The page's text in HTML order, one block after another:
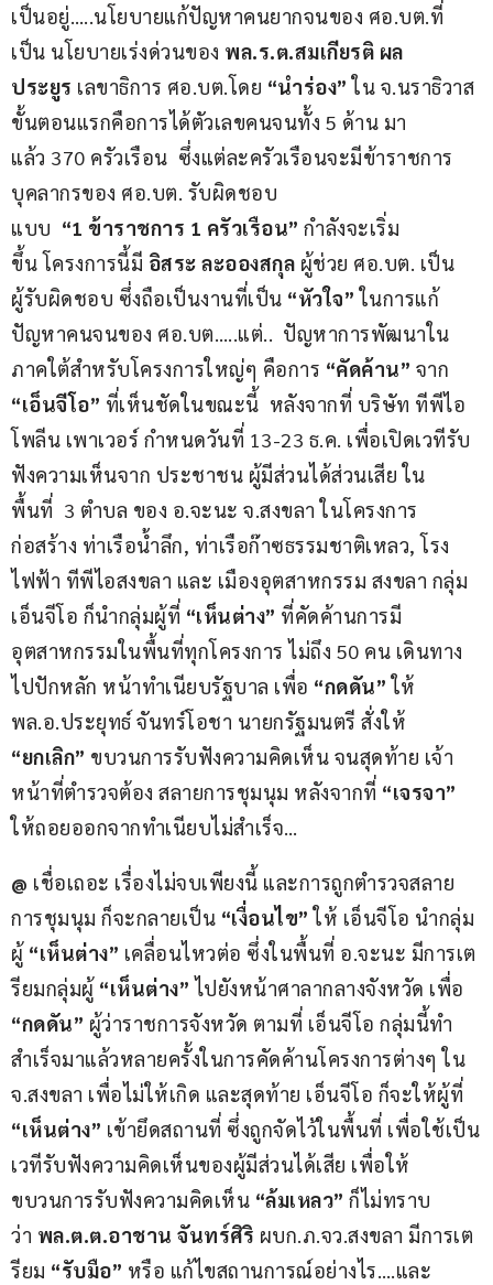
เป็นอยู่…..นโยบายแก้ปัญหาคนยากจนของ ศอ.บต.ที่
เป็น นโยบายเร่งด่วนของ พล.ร.ต.สมเกียรติ ผล
ประยูร เลขาธิการ ศอ.บต.โดย “นำร่อง” ใน จ.นราธิวาส
ขั้นตอนแรกคือการได้ตัวเลขคนจนทั้ง 5 ด้าน มา
แล้ว 370 ครัวเรือน  ซึ่งแต่ละครัวเรือนจะมีข้าราชการ
บุคลากรของ ศอ.บต. รับผิดชอบ
แบบ “1 ข้าราชการ 1 ครัวเรือน” กำลังจะเริ่ม
ขึ้น โครงการนี้มี อิสระ ละอองสกุล ผู้ช่วย ศอ.บต. เป็น
ผู้รับผิดชอบ ซึ่งถือเป็นงานที่เป็น “หัวใจ” ในการแก้
ปัญหาคนจนของ ศอ.บต…..แต่..  ปัญหาการพัฒนาใน
ภาคใต้สำหรับโครงการใหญ่ๆ คือการ “คัดค้าน” จาก
“เอ็นจีโอ” ที่เห็นชัดในขณะนี้  หลังจากที่ บริษัท ทีพีไอ
โพลีน เพาเวอร์ กำหนดวันที่ 13-23 ธ.ค. เพื่อเปิดเวทีรับ
ฟังความเห็นจาก ประชาชน ผู้มีส่วนได้ส่วนเสีย ใน
พื้นที่  3 ตำบล ของ อ.จะนะ จ.สงขลา ในโครงการ
ก่อสร้าง ท่าเรือน้ำลึก, ท่าเรือก๊าซธรรมชาติเหลว, โรง
ไฟฟ้า ทีพีไอสงขลา และ เมืองอุตสาหกรรม สงขลา กลุ่ม
เอ็นจีโอ ก็นำกลุ่มผู้ที่ “เห็นต่าง” ที่คัดค้านการมี
อุตสาหกรรมในพื้นที่ทุกโครงการ ไม่ถึง 50 คน เดินทาง
ไปปักหลัก หน้าทำเนียบรัฐบาล เพื่อ “กดดัน” ให้
พล.อ.ประยุทธ์ จันทร์โอชา นายกรัฐมนตรี สั่งให้
“ยกเลิก” ขบวนการรับฟังความคิดเห็น จนสุดท้าย เจ้า
หน้าที่ตำรวจต้อง สลายการชุมนุม หลังจากที่ “เจรจา”
ให้ถอยออกจากทำเนียบไม่สำเร็จ…
@ เชื่อเถอะ เรื่องไม่จบเพียงนี้ และการถูกตำรวจสลาย
การชุมนุม ก็จะกลายเป็น “เงื่อนไข” ให้ เอ็นจีโอ นำกลุ่ม
ผู้ “เห็นต่าง” เคลื่อนไหวต่อ ซึ่งในพื้นที่ อ.จะนะ มีการเต
รียมกลุ่มผู้ “เห็นต่าง” ไปยังหน้าศาลากลางจังหวัด เพื่อ
“กดดัน” ผู้ว่าราชการจังหวัด ตามที่ เอ็นจีโอ กลุ่มนี้ทำ
สำเร็จมาแล้วหลายครั้งในการคัดค้านโครงการต่างๆ ใน
จ.สงขลา เพื่อไม่ให้เกิด และสุดท้าย เอ็นจีโอ ก็จะให้ผู้ที่
“เห็นต่าง” เข้ายึดสถานที่ ซึ่งถูกจัดไว้ในพื้นที่ เพื่อใช้เป็น
เวทีรับฟังความคิดเห็นของผู้มีส่วนได้เสีย เพื่อให้
ขบวนการรับฟังความคิดเห็น “ล้มเหลว” ก็ไม่ทราบ
ว่า พล.ต.ต.อาชาน จันทร์ศิริ ผบก.ภ.จว.สงขลา มีการเต
รียม “รับมือ” หรือ แก้ไขสถานการณ์อย่างไร….และ